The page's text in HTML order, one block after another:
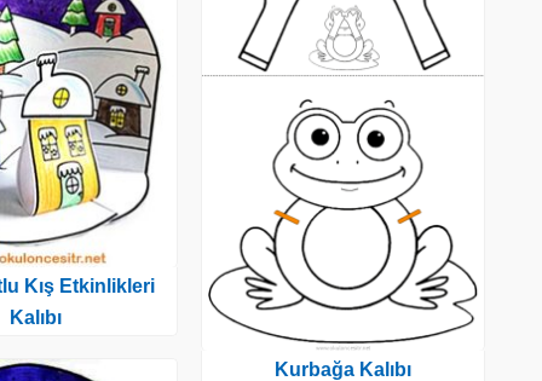
Kış Etkinlikleri
Kalıbı
Kurbağa Kalıbı